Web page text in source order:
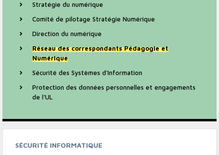
MENU
DEUX
Stratégie du numérique
Comité de pilotage Stratégie Numérique
Direction du numérique
Réseau des correspondants Pédagogie et
Numérique
Sécurité des Systèmes d'Information
Protection des données personnelles et engagements
de l'UL
SÉCURITÉ INFORMATIQUE